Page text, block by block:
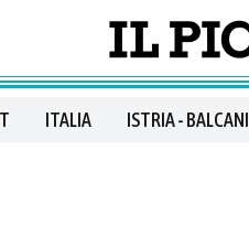
ITALIA ISTRIA - BALCANI